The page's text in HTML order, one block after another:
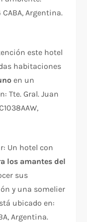
CABA, Argentina.
este hotel
habitaciones
en un
Tte. Gral. Juan
Un hotel con
los amantes del
sus
y una somelier
ubicado en:
Argentina.